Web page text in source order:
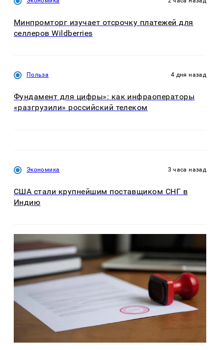
Минпромторг изучает отсрочку платежей для
селлеров Wildberries
Польза 4 дня назад
Фундамент для цифры»: как инфраоператоры
«разгрузили» российский телеком
Экономика 3 часа назад
США стали крупнейшим поставщиком СНГ в
Индию